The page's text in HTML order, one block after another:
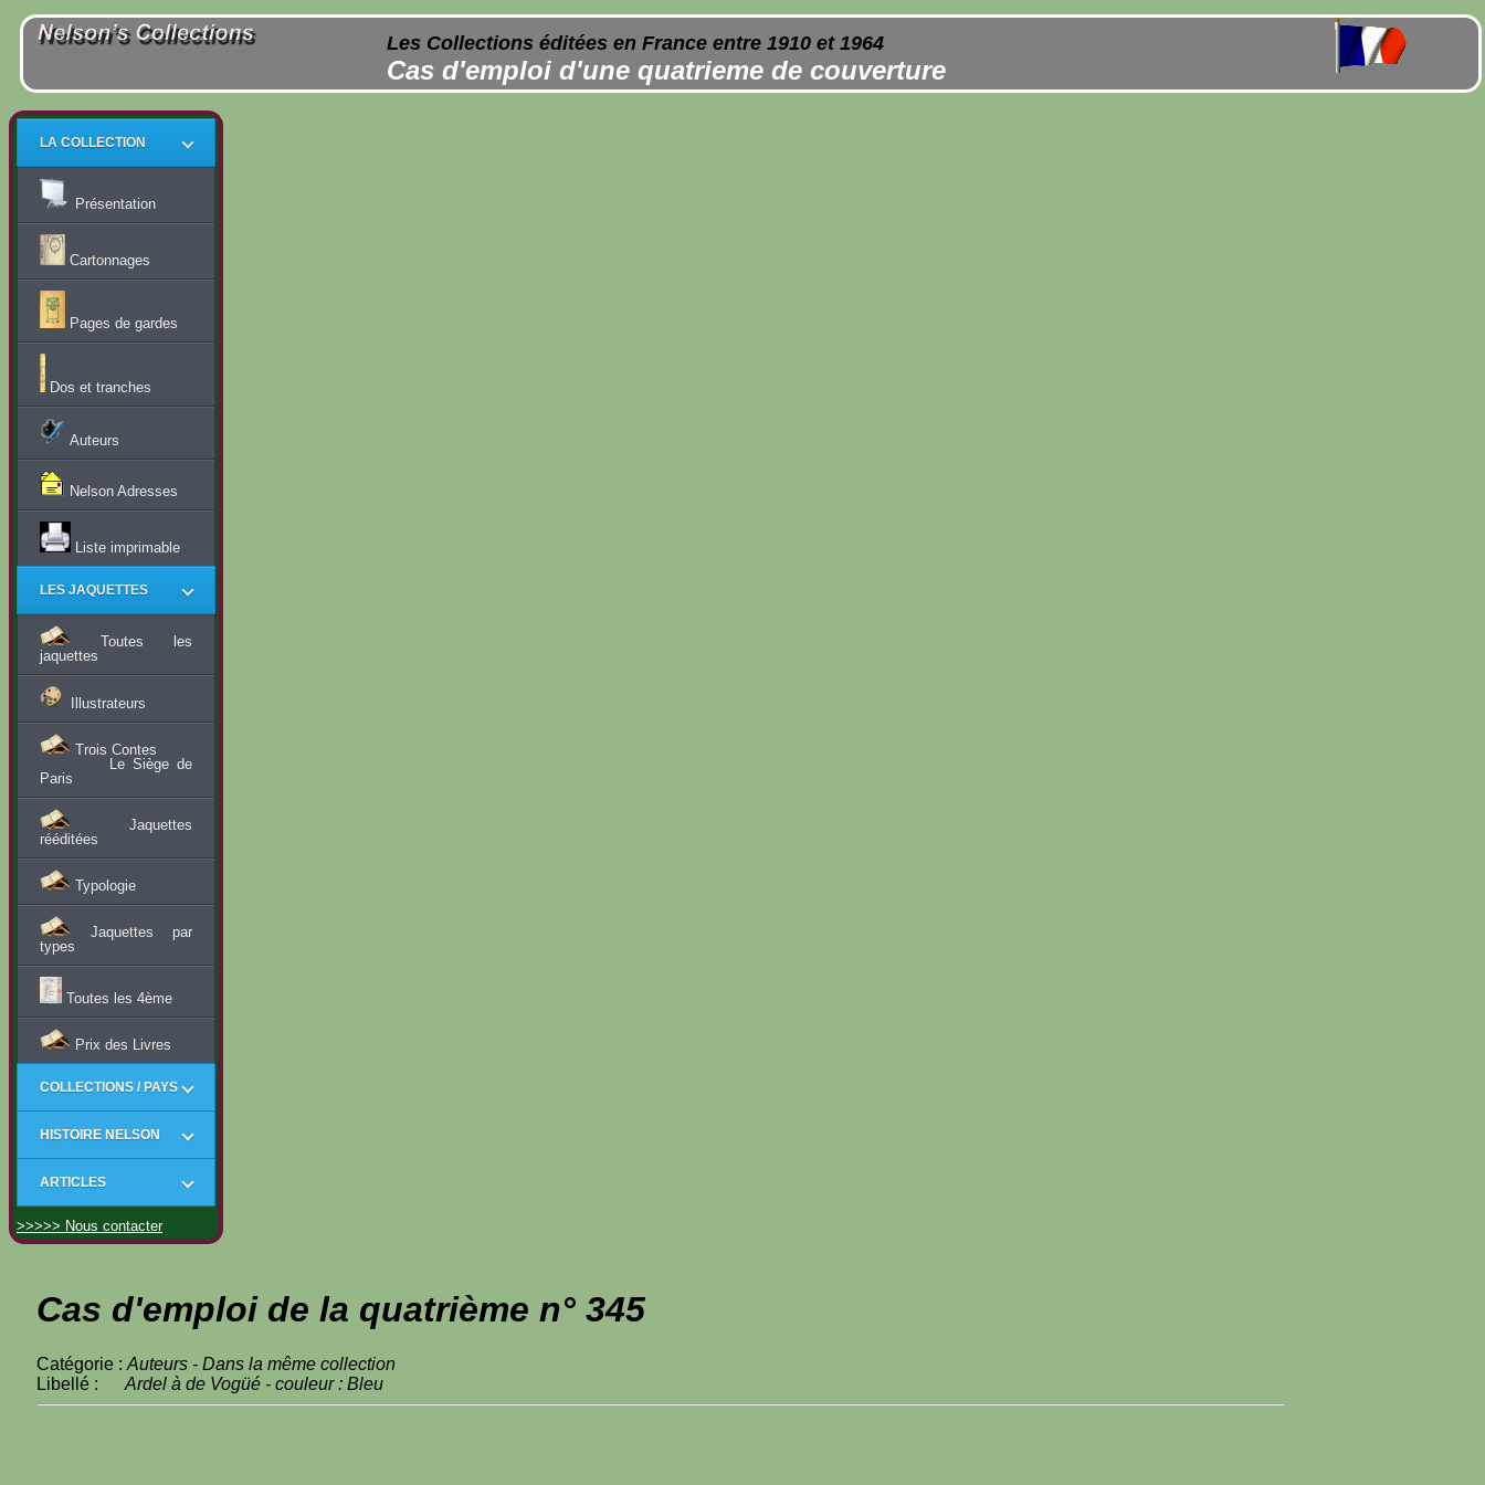
Les Collections éditées en France entre 1910 et 1964
Cas d'emploi d'une quatrieme de couverture
LA COLLECTION
Présentation
Cartonnages
Pages de gardes
Dos et tranches
Auteurs
Nelson Adresses
Liste imprimable
LES JAQUETTES
Toutes les
jaquettes
Illustrateurs
Trois Contes
Le Siège de
Paris
Jaquettes
rééditées
Typologie
Jaquettes par
types
Toutes les 4ème
Prix des Livres
COLLECTIONS / PAYS
HISTOIRE NELSON
ARTICLES
>>>>> Nous contacter
Cas d'emploi de la quatrième n° 345
Catégorie : Auteurs - Dans la même collection
Libellé : Ardel à de Vogüé - couleur : Bleu